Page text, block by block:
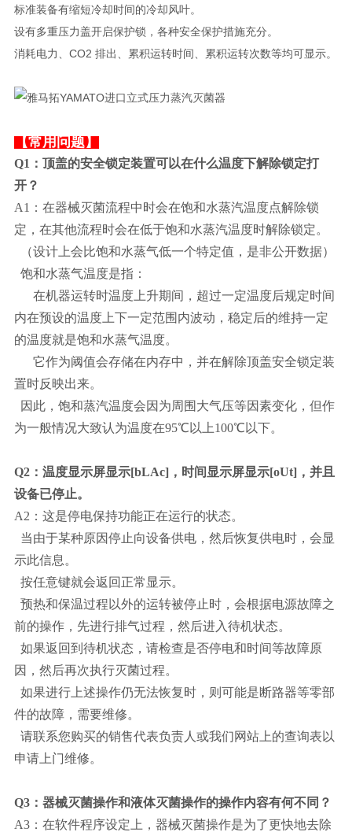
标准装备有缩短冷却时间的冷却风叶。
设有多重压力盖开启保护锁，各种安全保护措施充分。
消耗电力、CO2 排出、累积运转时间、累积运转次数等均可显示。
【常用问题】
Q1：顶盖的安全锁定装置可以在什么温度下解除锁定打
开？
A1：在器械灭菌流程中时会在饱和水蒸汽温度点解除锁
定，在其他流程时会在低于饱和水蒸汽温度时解除锁定。
（设计上会比饱和水蒸气低一个特定值，是非公开数据）
饱和水蒸气温度是指：
在机器运转时温度上升期间，超过一定温度后规定时间
内在预设的温度上下一定范围内波动，稳定后的维持一定
的温度就是饱和水蒸气温度。
它作为阈值会存储在内存中，并在解除顶盖安全锁定装
置时反映出来。
因此，饱和蒸汽温度会因为周围大气压等因素变化，但作
为一般情况大致认为温度在95℃以上100℃以下。
Q2：温度显示屏显示[bLAc]，时间显示屏显示[oUt]，并且
设备已停止。
A2：这是停电保持功能正在运行的状态。
当由于某种原因停止向设备供电，然后恢复供电时，会显
示此信息。
按任意键就会返回正常显示。
预热和保温过程以外的运转被停止时，会根据电源故障之
前的操作，先进行排气过程，然后进入待机状态。
如果返回到待机状态，请检查是否停电和时间等故障原
因，然后再次执行灭菌过程。
如果进行上述操作仍无法恢复时，则可能是断路器等零部
件的故障，需要维修。
请联系您购买的销售代表负责人或我们网站上的查询表以
申请上门维修。
Q3：器械灭菌操作和液体灭菌操作的操作内容有何不同？
A3：在软件程序设定上，器械灭菌操作是为了更快地去除